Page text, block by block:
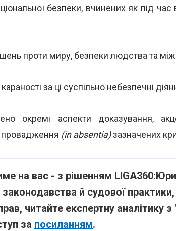
безпеки, вчинених як під час
проти миру, безпеки людства та
за ці суспільно небезпечні
окремі аспекти доказування,
провадження (in absentia)зазначених
на вас - з рішенням
й судової
читайте експертну аналітику з
за посиланням.